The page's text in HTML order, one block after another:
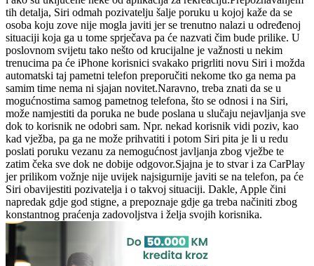
tih detalja, Siri odmah pozivatelju šalje poruku u kojoj kaže da se
osoba koju zove nije mogla javiti jer se trenutno nalazi u određenoj
situaciji koja ga u tome sprječava pa će nazvati čim bude prilike. U
poslovnom svijetu tako nešto od krucijalne je važnosti u nekim
trenucima pa će iPhone korisnici svakako prigrliti novu Siri i možda
automatski taj pametni telefon preporučiti nekome tko ga nema pa
samim time nema ni sjajan novitet.Naravno, treba znati da se u
mogućnostima samog pametnog telefona, što se odnosi i na Siri,
može namjestiti da poruka ne bude poslana u slučaju nejavljanja sve
dok to korisnik ne odobri sam. Npr. nekad korisnik vidi poziv, kao
kad vježba, pa ga ne može prihvatiti i potom Siri pita je li u redu
poslati poruku vezanu za nemogućnost javljanja zbog vježbe te
zatim čeka sve dok ne dobije odgovor.Sjajna je to stvar i za CarPlay
jer prilikom vožnje nije uvijek najsigurnije javiti se na telefon, pa će
Siri obavijestiti pozivatelja i o takvoj situaciji. Dakle, Apple čini
napredak gdje god stigne, a prepoznaje gdje ga treba načiniti zbog
konstantnog praćenja zadovoljstva i želja svojih korisnika.